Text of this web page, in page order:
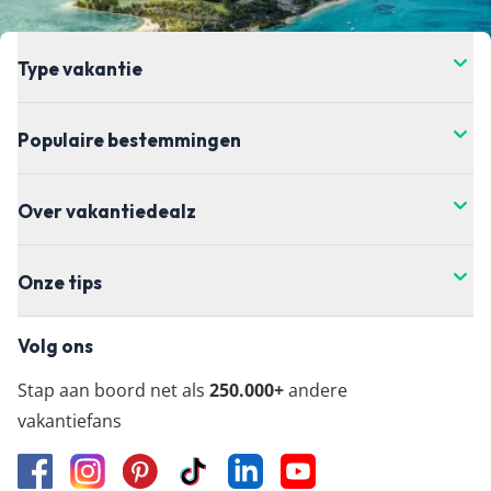
Type vakantie
Populaire bestemmingen
Over vakantiedealz
Onze tips
Volg ons
Stap aan boord net als 250.000+andere
vakantiefans